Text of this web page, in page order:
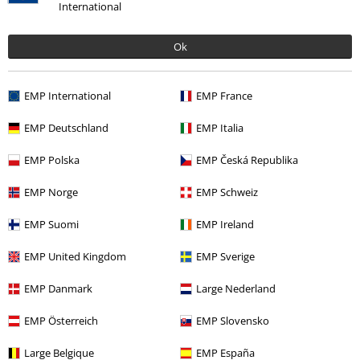
International
Ok
EMP International EMP France
EMP Deutschland EMP Italia
EMP Polska EMP Česká Republika
EMP Norge EMP Schweiz
EMP Suomi EMP Ireland
EMP United Kingdom EMP Sverige
EMP Danmark Large Nederland
EMP Österreich EMP Slovensko
Large Belgique EMP España
4 Bewertungen
Slaaaayyeeerrr!!!
Slaaaayyeeerrr!!!
Kommentieren